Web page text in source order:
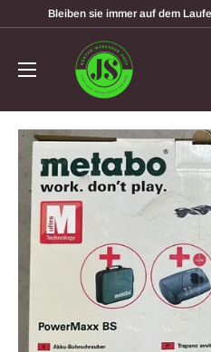
Bleiben sie immer auf dem
garten-
werkzeugshop